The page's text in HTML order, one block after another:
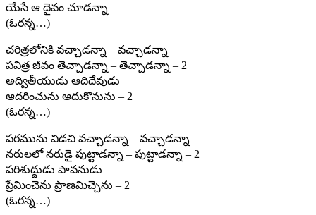
యేసే ఆ దైవం చూడన్నా
(ఓరన్న…)
చరిత్రలోనికి వచ్చాడన్నా – వచ్చాడన్నా
పవిత్ర జీవం తెచ్చాడన్నా – తెచ్చాడన్నా – 2
అద్వితీయుడు ఆదిదేవుడు
ఆదరించును ఆదుకొనును – 2
(ఓరన్న…)
పరమును విడచి వచ్చాడన్నా – వచ్చాడన్నా
నరులలో నరుడై పుట్టాడన్నా – పుట్టాడన్నా – 2
పరిశుద్దుడు పావనుడు
ప్రేమించెను ప్రాణమిచ్చెను – 2
(ఓరన్న…)